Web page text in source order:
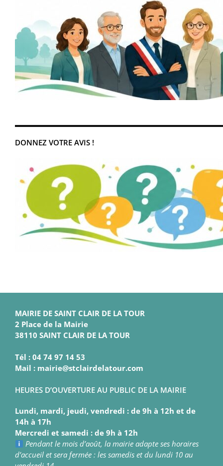
DONNEZ VOTRE AVIS !
MAIRIE DE SAINT CLAIR DE LA TOUR
2 Place de la Mairie
38110 SAINT CLAIR DE LA TOUR
Tél : 04 74 97 14 53
Mail : mairie@stclairdelatour.com
HEURES D’OUVERTURE AU PUBLIC DE LA MAIRIE
Lundi, mardi, jeudi, vendredi : de 9h à 12h et de
14h à 17h
Mercredi et samedi : de 9h à 12h
Pendant le mois d’août, la mairie adapte ses horaires
d’accueil et sera fermée : les samedis et du lundi 10 au